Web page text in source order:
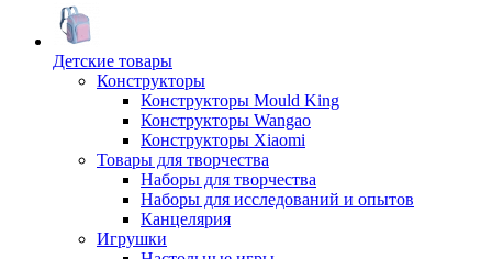
Детские товары
Конструкторы
Конструкторы Mould King
Конструкторы Wangao
Конструкторы Xiaomi
Товары для творчества
Наборы для творчества
Наборы для исследований и опытов
Канцелярия
Игрушки